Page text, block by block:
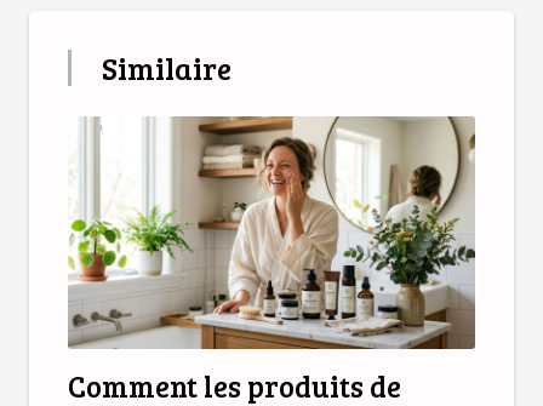
Similaire
Comment les produits de